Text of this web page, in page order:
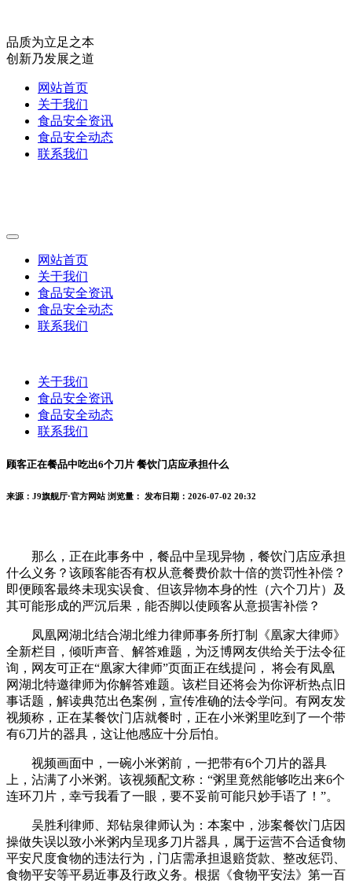
品质为立足之本
创新乃发展之道
网站首页
关于我们
食品安全资讯
食品安全动态
联系我们
网站首页
关于我们
食品安全资讯
食品安全动态
联系我们
关于我们
食品安全资讯
食品安全动态
联系我们
顾客正在餐品中吃出6个刀片 餐饮门店应承担什么
来源：J9旗舰厅·官方网站 浏览量： 发布日期：2026-07-02 20:32
那么，正在此事务中，餐品中呈现异物，餐饮门店应承担
什么义务？该顾客能否有权从意餐费价款十倍的赏罚性补偿？
即便顾客最终未现实误食、但该异物本身的性（六个刀片）及
其可能形成的严沉后果，能否脚以使顾客从意损害补偿？
凤凰网湖北结合湖北维力律师事务所打制《凰家大律师》
全新栏目，倾听声音、解答难题，为泛博网友供给关于法令征
询，网友可正在“凰家大律师”页面正在线提问， 将会有凤凰
网湖北特邀律师为你解答难题。该栏目还将会为你评析热点旧
事话题，解读典范出色案例，宣传准确的法令学问。有网友发
视频称，正在某餐饮门店就餐时，正在小米粥里吃到了一个带
有6刀片的器具，这让他感应十分后怕。
视频画面中，一碗小米粥前，一把带有6个刀片的器具
上，沾满了小米粥。该视频配文称：“粥里竟然能够吃出来6个
连环刀片，幸亏我看了一眼，要不妥前可能只妙手语了！”。
吴胜利律师、郑钻泉律师认为：本案中，涉案餐饮门店因
操做失误以致小米粥内呈现多刀片器具，属于运营不合适食物
平安尺度食物的违法行为，门店需承担退赔货款、整改惩罚、
食物平安等平易近事及行政义务。根据《食物平安法》第一百